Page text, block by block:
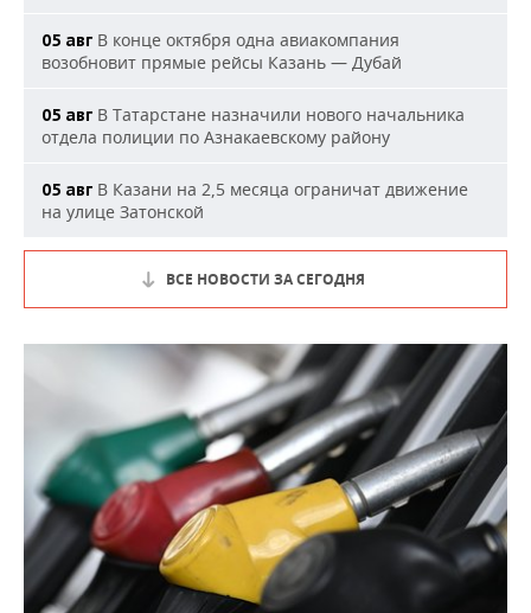
05 авг В конце октября одна авиакомпания
возобновит прямые рейсы Казань — Дубай
05 авг В Татарстане назначили нового начальника
отдела полиции по Азнакаевскому району
05 авг В Казани на 2,5 месяца ограничат движение
на улице Затонской
ВСЕ НОВОСТИ ЗА СЕГОДНЯ